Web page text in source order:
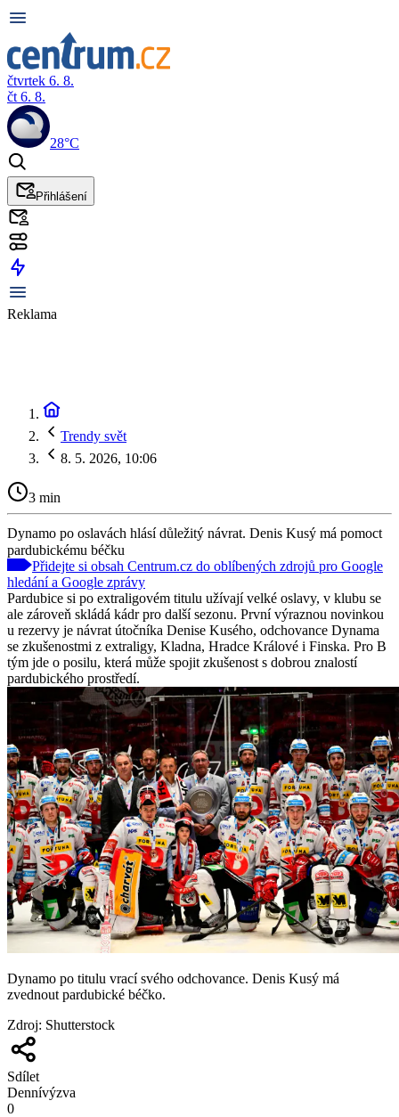
čtvrtek 6. 8.
čt 6. 8.
28°C
Přihlášení
Reklama
Trendy svět
8. 5. 2026, 10:06
3 min
Dynamo po oslavách hlásí důležitý návrat. Denis Kusý má pomoct
pardubickému béčku
Přidejte si obsah Centrum.cz do oblíbených zdrojů pro Google
hledání a Google zprávy
Pardubice si po extraligovém titulu užívají velké oslavy, v klubu se
ale zároveň skládá kádr pro další sezonu. První výraznou novinkou
u rezervy je návrat útočníka Denise Kusého, odchovance Dynama
se zkušenostmi z extraligy, Kladna, Hradce Králové i Finska. Pro B
tým jde o posilu, která může spojit zkušenost s dobrou znalostí
pardubického prostředí.
Dynamo po titulu vrací svého odchovance. Denis Kusý má
zvednout pardubické béčko.
Zdroj: Shutterstock
Sdílet
Dennívýzva
0